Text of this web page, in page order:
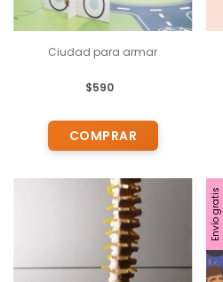
Ciudad para armar
$590
Envío gratis